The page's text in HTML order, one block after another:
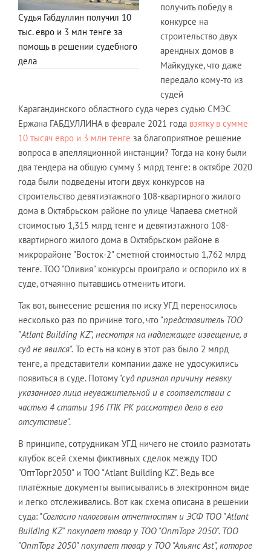
Судья Габдуллин получил 10
тыс. евро и 3 млн тенге за
помощь в решении судебного
дела
получить победу в
конкурсе на
строительство двух
арендных домов в
Майкудуке, что даже
передало кому-то из
судей
Карагандинского областного суда через судью СМЭС
Ержана ГАБДУЛЛИНА в феврале 2021 года взятку в сумме
10 тысяч евро и 3 млн тенге за благоприятное решение
вопроса в апелляционной инстанции? Тогда на кону были
два тендера на общую сумму 3 млрд тенге: в октябре 2020
года были подведены итоги двух конкурсов на
строительство девятиэтажного 108-квартирного жилого
дома в Октябрьском районе по улице Чапаева сметной
стоимостью 1,315 млрд тенге и девятиэтажного 108-
квартирного жилого дома в Октябрьском районе в
микрорайоне "Восток-2" сметной стоимостью 1,762 млрд
тенге. ТОО "Оливия" конкурсы проиграло и оспорило их в
суде, отчаянно пытавшись отменить итоги.
Так вот, вынесение решения по иску УГД переносилось
несколько раз по причине того, что "представитель ТОО
"Atlant Building KZ", несмотря на надлежащее извещение, в
суд не явился". То есть на кону в этот раз было 2 млрд
тенге, а представители компании даже не удосужились
появиться в суде. Потому "суд признал причину неявку
указанного лица неуважительной и в соответствии с
частью 4 статьи 196 ГПК РК рассмотрел дело в его
отсутствие".
В принципе, сотрудникам УГД ничего не стоило размотать
клубок всей схемы фиктивных сделок между ТОО
"ОптТорг2050" и ТОО "Atlant Building KZ". Ведь все
платёжные документы выписывались в электронном виде
и легко отслеживались. Вот как схема описана в решении
суда: "Согласно налоговым отчетностям и ЭСФ ТОО "Atlant
Building KZ" покупает товар у ТОО "ОптТорг 2050". ТОО
"ОптТорг 2050" покупает товар у ТОО "Альянс Ast", которое